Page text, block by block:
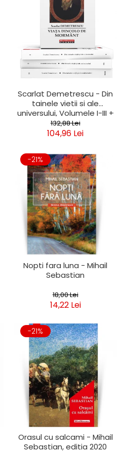
Scarlat Demetrescu - Din
tainele vietii si ale
universului, Volumele I-III +
Viata dincolo de mormant
132,88 Lei
104,96 Lei
-21%
Nopti fara luna - Mihail
Sebastian
18,00 Lei
14,22 Lei
-21%
Orasul cu salcami - Mihail
Sebastian, editia 2020